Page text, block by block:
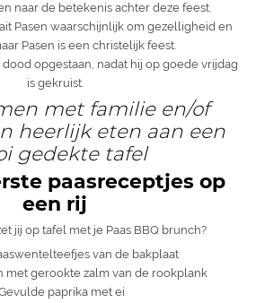
naar de betekenis achter deze feest.
Pasen waarschijnlijk om gezelligheid en
Pasen is een christelijk feest.
dood opgestaan, nadat hij op goede vrijdag
is gekruist.
met familie en/of
heerlijk eten aan een
gedekte tafel
paasreceptjes op
een rij
jij op tafel met je Paas BBQ brunch?
van de bakplaat
met gerookte zalm van de rookplank
paprika met ei